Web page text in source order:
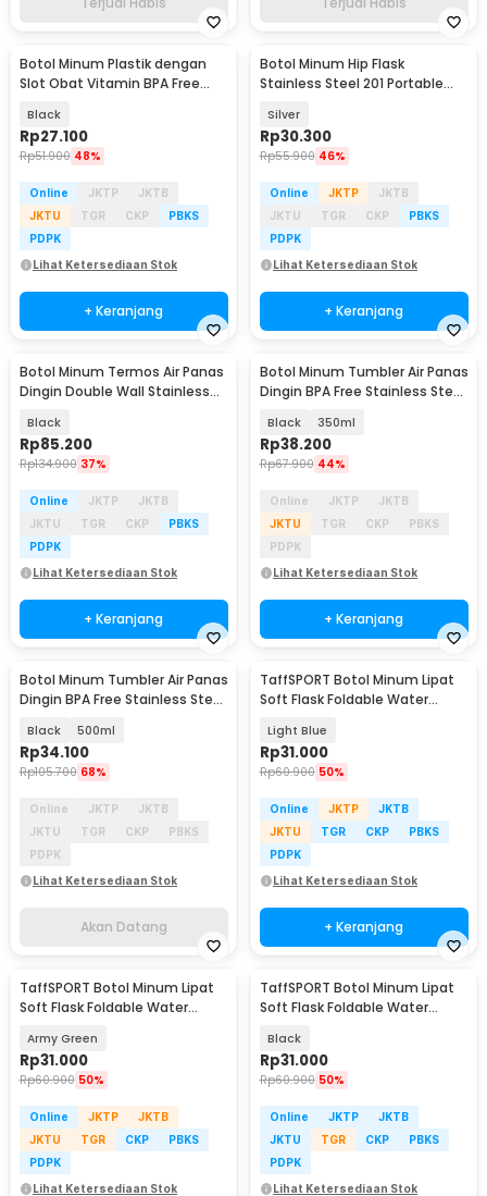
Botol Minum Plastik dengan
Slot Obat Vitamin BPA Free
Black
Rp27.100
Rp51.900 48%
Online JKTP
JKTB
JKTU
TGR CKP
PBKS
PDPK
Lihat Ketersediaan Stok
+ Keranjang
Botol Minum Hip Flask
Stainless Steel 201 Portable
Silver
Rp30.300
Rp55.900 46%
Online JKTP
JKTB
JKTU
TGR CKP
PBKS
PDPK
Lihat Ketersediaan Stok
+ Keranjang
Botol Minum Termos Air Panas
Dingin Double Wall Stainless
Black
Rp85.200
Rp134.900 37%
Online JKTP
JKTB
JKTU
TGR CKP
PBKS
PDPK
Lihat Ketersediaan Stok
+ Keranjang
Botol Minum Tumbler Air Panas
Dingin BPA Free Stainless Steel
Black 350ml
Rp38.200
Rp67.900 44%
Online JKTP
JKTB
JKTU
TGR CKP
PBKS
PDPK
Lihat Ketersediaan Stok
+ Keranjang
Akan Datang
Botol Minum Tumbler Air Panas
Dingin BPA Free Stainless Steel
Black 500ml
Rp34.100
Rp105.700 68%
Online JKTP
JKTB
JKTU
TGR CKP
PBKS
PDPK
Lihat Ketersediaan Stok
Akan Datang
TaffSPORT Botol Minum Lipat
Soft Flask Foldable Water
Light Blue
Rp31.000
Rp60.900 50%
Online JKTP
JKTB
JKTU
TGR CKP
PBKS
PDPK
Lihat Ketersediaan Stok
+ Keranjang
TaffSPORT Botol Minum Lipat
Soft Flask Foldable Water
Army Green
Rp31.000
Rp60.900 50%
Online JKTP
JKTB
JKTU
TGR CKP
PBKS
PDPK
Lihat Ketersediaan Stok
TaffSPORT Botol Minum Lipat
Soft Flask Foldable Water
Black
Rp31.000
Rp60.900 50%
Online JKTP
JKTB
JKTU
TGR CKP
PBKS
PDPK
Lihat Ketersediaan Stok